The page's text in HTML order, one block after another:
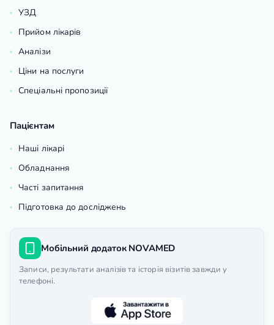
УЗД
Прийом лікарів
Аналізи
Ціни на послуги
Спеціальні пропозиції
Пацієнтам
Наші лікарі
Обладнання
Часті запитання
Підготовка до досліджень
Мобільний додаток NOVAMED
Записи, результати аналізів та історія візитів завжди у
телефоні.